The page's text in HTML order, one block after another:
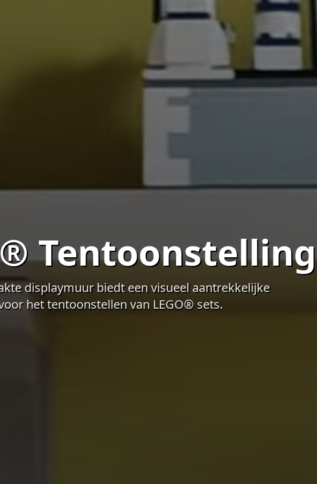
Tentoonstelling
displaymuur biedt een visueel aantrekkelijke
het tentoonstellen van LEGO® sets.